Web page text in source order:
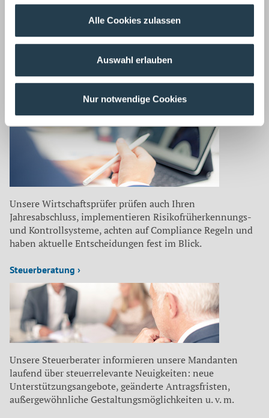
Alle Cookies zulassen
Auswahl erlauben
Nur notwendige Cookies
Auf dem neuesten Stand
Unsere Mitarbeiter befassen sich für unsere Mandanten
laufend mit aktuellen Themen aus
Wirtschaftsprüfung ›
Unsere Wirtschaftsprüfer prüfen auch Ihren
Jahresabschluss, implementieren Risikofrüherkennungs-
und Kontrollsysteme, achten auf Compliance Regeln und
haben aktuelle Entscheidungen fest im Blick.
Steuerberatung ›
Unsere Steuerberater informieren unsere Mandanten
laufend über steuerrelevante Neuigkeiten: neue
Unterstützungsangebote, geänderte Antragsfristen,
außergewöhnliche Gestaltungsmöglichkeiten u. v. m.